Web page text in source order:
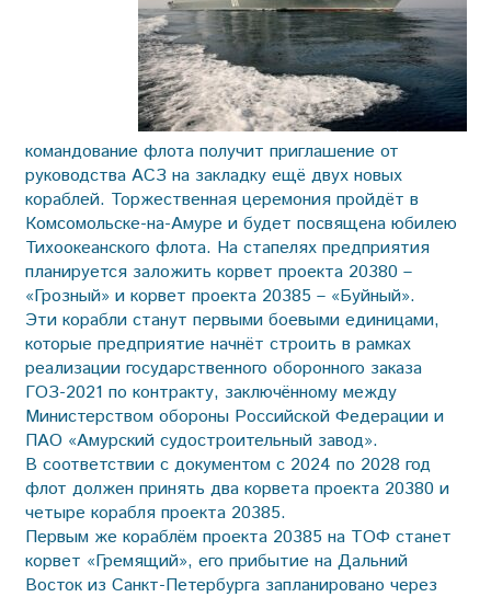
командование флота получит приглашение от
руководства АСЗ на закладку ещё двух новых
кораблей. Торжественная церемония пройдёт в
Комсомольске-на-Амуре и будет посвящена юбилею
Тихоокеанского флота. На стапелях предприятия
планируется заложить корвет проекта 20380 –
«Грозный» и корвет проекта 20385 – «Буйный».
Эти корабли станут первыми боевыми единицами,
которые предприятие начнёт строить в рамках
реализации государственного оборонного заказа
ГОЗ-2021 по контракту, заключённому между
Министерством обороны Российской Федерации и
ПАО «Амурский судостроительный завод».
В соответствии с документом с 2024 по 2028 год
флот должен принять два корвета проекта 20380 и
четыре корабля проекта 20385.
Первым же кораблём проекта 20385 на ТОФ станет
корвет «Гремящий», его прибытие на Дальний
Восток из Санкт-Петербурга запланировано через